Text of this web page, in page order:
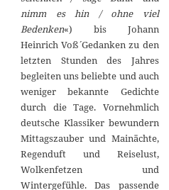
nimm es hin / ohne viel
Bedenken«) bis Johann
Heinrich Voß´ Gedanken zu den
letzten Stunden des Jahres
begleiten uns beliebte und auch
weniger bekannte Gedichte
durch die Tage. Vornehmlich
deutsche Klassiker bewundern
Mittagszauber und Mainächte,
Regenduft und Reiselust,
Wolkenfetzen und
Wintergefühle. Das passende